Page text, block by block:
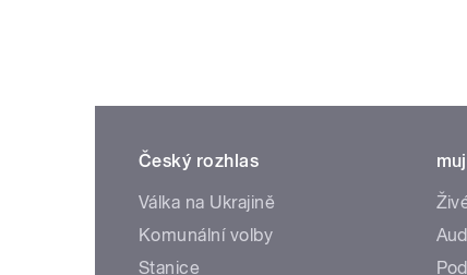
Český rozhlas
Válka na Ukrajině
Komunální volby
Stanice